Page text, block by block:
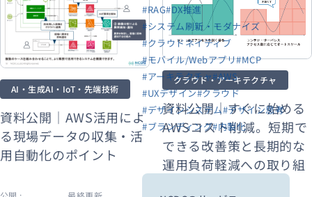
AI・生成AI・IoT・先端技術
資料公開｜AWS活用によ
る現場データの収集・活
用自動化のポイント
クラウド・アーキテクチャ
資料公開｜すぐに始める
AWSコスト削減。短期で
できる改善策と長期的な
運用負荷軽減への取り組
#RAG#DX推進
#システム刷新・モダナイズ
#クラウドネイティブ
#モバイル/Webアプリ#MCP
#アーキテクチャ#AWS
#UXデザイン#クラウド
#デザインシステム#デザイン思考
#ブランディング#内製化